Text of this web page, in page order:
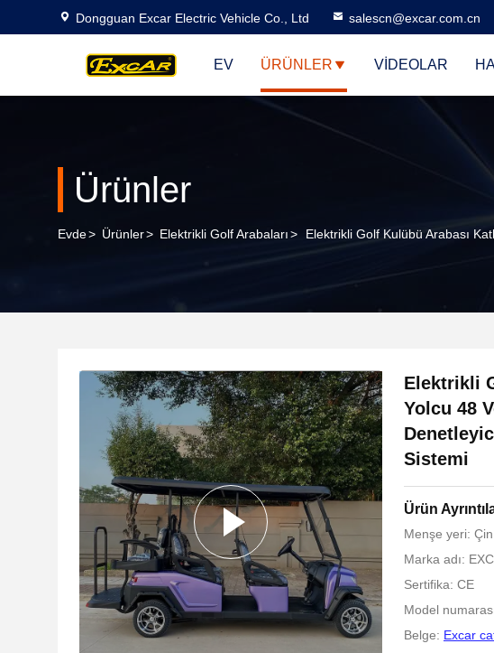
Dongguan Excar Electric Vehicle Co., Ltd salescn@excar.com.cn
EV ÜRÜNLER VIDEOLAR
Ürünler
Evde> Ürünler> Elektrikli Golf Arabaları> Elektrikli Golf Kulübü Arabası
Elektrikli
Yolcu 48
Sistemi
Ürün
Menşe yeri: Çin
Marka adı:
Sertifika: CE
Model
Belge: Excar